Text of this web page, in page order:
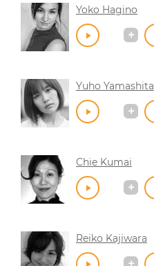
Yoko Hagino
Yuho Yamashita
Chie Kumai
Reiko Kajiwara